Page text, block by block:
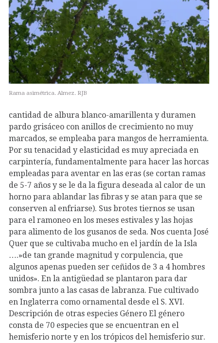
Rama asimétrica. Almez. RJB
cantidad de albura blanco-amarillenta y duramen
pardo grisáceo con anillos de crecimiento no muy
marcados, se empleaba para mangos de herramienta.
Por su tenacidad y elasticidad es muy apreciada en
carpintería, fundamentalmente para hacer las horcas
empleadas para aventar en las eras (se cortan ramas
de 5-7 años y se le da la figura deseada al calor de un
horno para ablandar las fibras y se atan para que se
conserven al enfriarse). Sus brotes tiernos se usan
para el ramoneo en los meses estivales y las hojas
para alimento de los gusanos de seda. Nos cuenta José
Quer que se cultivaba mucho en el jardín de la Isla
….»de tan grande magnitud y corpulencia, que
algunos apenas pueden ser ceñidos de 3 a 4 hombres
unidos». En la antigüedad se plantaron para dar
sombra junto a las casas de labranza. Fue cultivado
en Inglaterra como ornamental desde el S. XVI.
Descripción de otras especies Género El género
consta de 70 especies que se encuentran en el
hemisferio norte y en los trópicos del hemisferio sur.